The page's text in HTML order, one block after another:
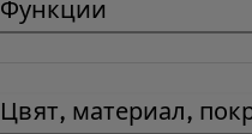
Функции
Цвят, материал,